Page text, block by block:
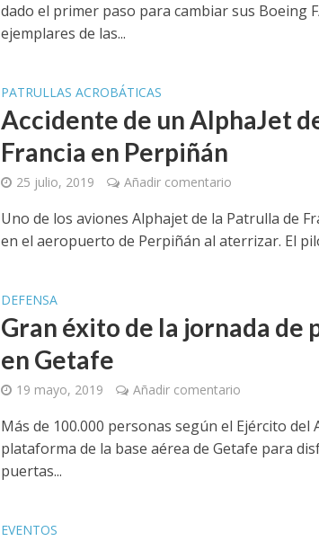
dado el primer paso para cambiar sus Boeing
ejemplares de las...
PATRULLAS ACROBÁTICAS
Accidente de un AlphaJet
Francia en Perpiñán
25 julio, 2019 Añadir comentario
Uno de los aviones Alphajet de la Patrulla de
en el aeropuerto de Perpiñán al aterrizar. El
DEFENSA
Gran éxito de la jornada de
en Getafe
19 mayo, 2019 Añadir comentario
Más de 100.000 personas según el Ejército del
plataforma de la base aérea de Getafe para
puertas...
EVENTOS